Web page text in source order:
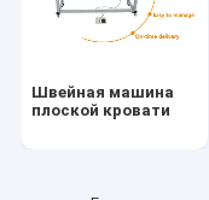
Швейная машина
плоской кровати